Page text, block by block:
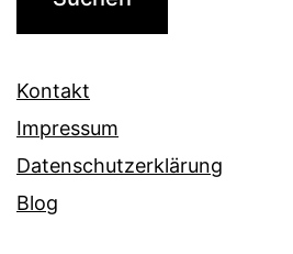
Kontakt
Impressum
Datenschutzerklärung
Blog